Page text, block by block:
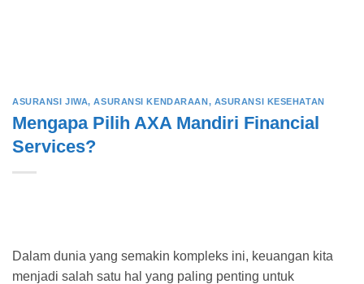
ASURANSI JIWA,ASURANSI KENDARAAN, ASURANSI KESEHATAN
Mengapa Pilih AXA Mandiri Financial
Services?
Dalam dunia yang semakin kompleks ini, keuangan kita
menjadi salah satu hal yang paling penting untuk